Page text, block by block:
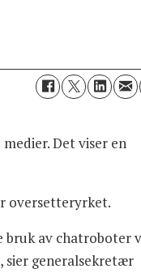
Det viser en
oversetteryrket.
bruk av chatroboter
sier generalsekretær